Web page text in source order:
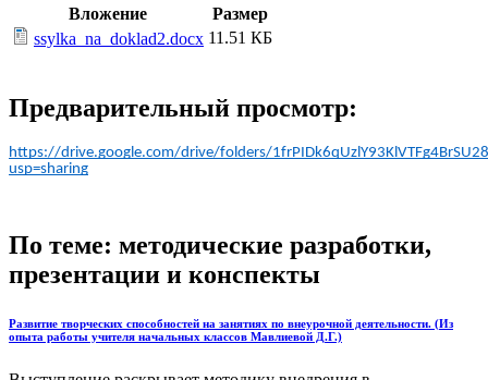
Вложение
Размер
ssylka_na_doklad2.docx 11.51 КБ
Предварительный просмотр:
https://drive.google.com/drive/folders/
usp=sharing
По теме: методические разработки,
презентации и конспекты
Развитие творческих способностей на занятиях по внеурочной деятельности. (Из
опыта работы учителя начальных классов Мавлиевой Д.Г.)